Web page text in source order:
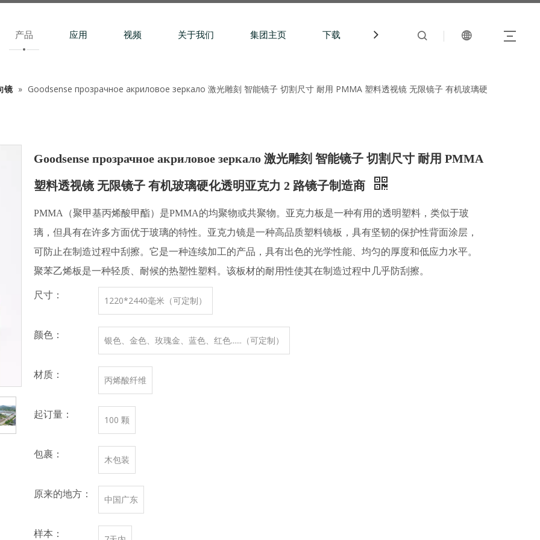
产品 应用 视频 关于我们 集团主页 下载 中文站
镜 » Goodsense прозрачное акриловое зеркало 激光雕刻 智能镜子 切割尺寸 耐用 PMMA 塑料透视镜 无限镜子 有机玻璃硬
Goodsense прозрачное акриловое зеркало 激光雕刻 智能镜子 切割尺寸 耐用 PMMA
塑料透视镜 无限镜子 有机玻璃硬化透明亚克力 2 路镜子制造商
PMMA（聚甲基丙烯酸甲酯）是PMMA的均聚物或共聚物。亚克力板是一种有用的透明塑料，类似于玻
璃，但具有在许多方面优于玻璃的特性。亚克力镜是一种高品质塑料镜板，具有坚韧的保护性背面涂层，
可防止在制造过程中刮擦。它是一种连续加工的产品，具有出色的光学性能、均匀的厚度和低应力水平。
聚苯乙烯板是一种轻质、耐候的热塑性塑料。该板材的耐用性使其在制造过程中几乎防刮擦。
尺寸： 1220*2440毫米（可定制）
颜色： 银色、金色、玫瑰金、蓝色、红色......（可定制）
材质： 丙烯酸纤维
起订量： 100 颗
包裹： 木包装
原来的地方： 中国广东
样本：